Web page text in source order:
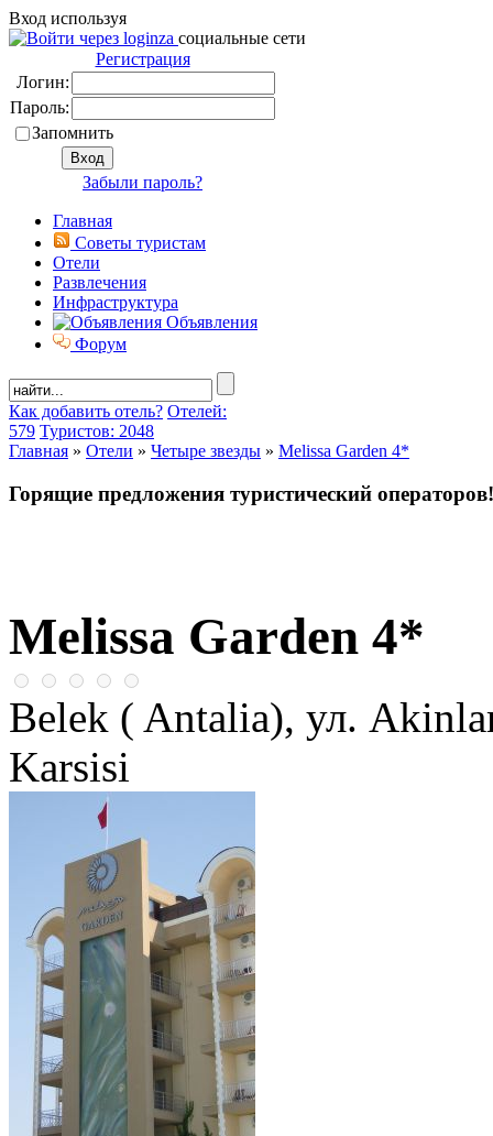
Вход используя
социальные сети
Регистрация
Логин:
Пароль:
Запомнить
Забыли пароль?
Главная
Советы туристам
Отели
Развлечения
Инфраструктура
Объявления
Форум
Как добавить отель? Отелей:
579 Туристов: 2048
Главная » Отели » Четыре звезды » Melissa Garden 4*
Горящие предложения туристический операторов!
Melissa Garden 4*
Belek ( Antalia), ул.
Karsisi